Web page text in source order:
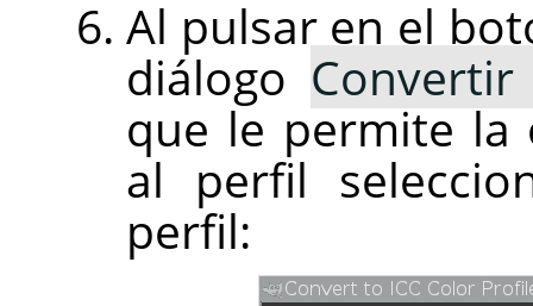
Al pulsar en el
diálogo
que le permite
al perfil
perfil: